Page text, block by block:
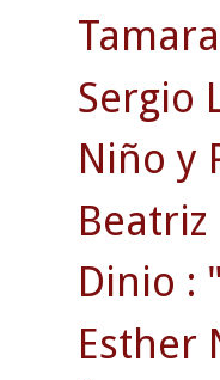
Sergio
Niño y
Dinio :
Esther